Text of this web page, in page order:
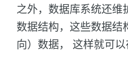
之外，数据库系统还维
数据结构，这些数据结
向）数据， 这样就可